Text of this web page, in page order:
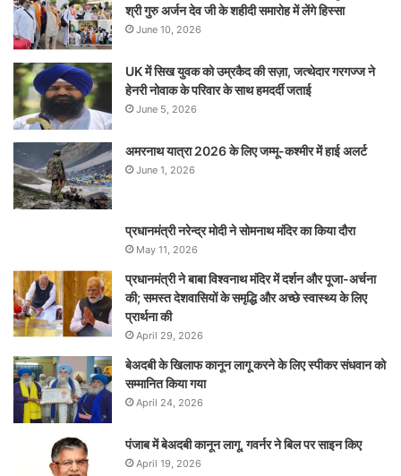
श्री गुरु अर्जन देव जी के शहीदी समारोह में लेंगे हिस्सा
June 10, 2026
UK में सिख युवक को उम्रकैद की सज़ा, जत्थेदार गरगज्ज ने
हेनरी नोवाक के परिवार के साथ हमदर्दी जताई
June 5, 2026
अमरनाथ यात्रा 2026 के लिए जम्मू-कश्मीर में हाई अलर्ट
June 1, 2026
प्रधानमंत्री नरेन्‍द्र मोदी ने सोमनाथ मंदिर का किया दौरा
May 11, 2026
प्रधानमंत्री ने बाबा विश्वनाथ मंदिर में दर्शन और पूजा-अर्चना
की; समस्‍त देशवासियों के समृद्धि और अच्छे स्वास्थ्य के लिए
प्रार्थना की
April 29, 2026
बेअदबी के खिलाफ कानून लागू करने के लिए स्पीकर संधवान को
सम्मानित किया गया
April 24, 2026
पंजाब में बेअदबी कानून लागू, गवर्नर ने बिल पर साइन किए
April 19, 2026